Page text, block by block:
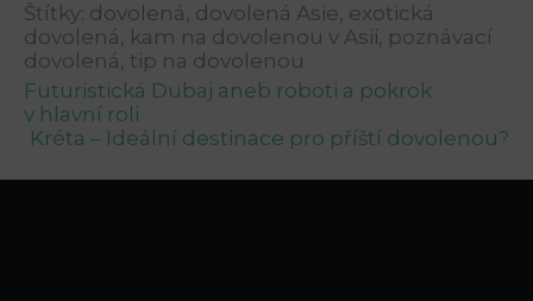
Štítky: dovolená, dovolená Asie, exotická
dovolená, kam na dovolenou v Asii, poznávací
dovolená, tip na dovolenou
Navigace
pro
Futuristická Dubaj aneb roboti a pokrok
v hlavní roli
Kréta – Ideální destinace pro příští dovolenou?